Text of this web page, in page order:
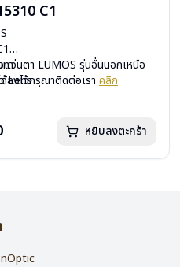
C1
Lens
แว่น , ผ้าเช็ดแว่น
แว่นตา LUMOS รุ่นอื่นนอกเหนือ
ลงไว้กรุณาติดต่อเรา คลิก
หยิบลงตะกร้า